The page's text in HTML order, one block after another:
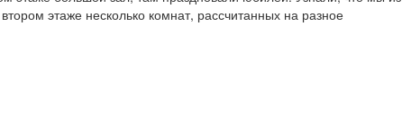
этаже несколько комнат, рассчитанных на разное